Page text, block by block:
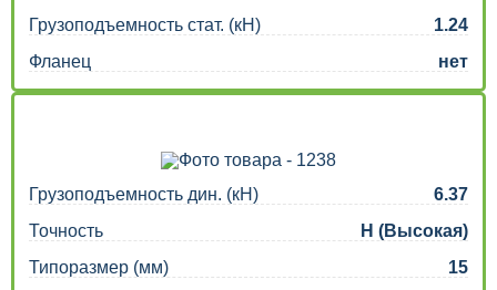
Грузоподъемность стат. (кН)
1.24
Фланец
нет
Грузоподъемность дин. (кН)
6.37
Точность
H (Высокая)
Типоразмер (мм)
15